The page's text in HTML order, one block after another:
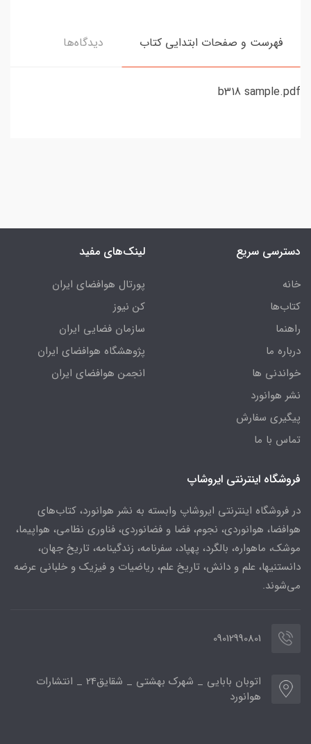
فهرست و صفحات ابتدایی کتاب دیدگاه‌ها
b318 sample.pdf
دسترسی سریع
خانه
کتاب‌ها
راهنما
درباره ما
خواندنی ها
نشر هوانورد
پیگیری سفارش
تماس با ما
لینک‌های مفید
پورتال هوافضای ایران
کن نیوز
سازمان فضایی ایران
پژوهشگاه هوافضای ایران
انجمن هوافضای ایران
فروشگاه اینترنتی ایروشاپ
در فروشگاه اینترنتی ایروشاپ وابسته به نشر هوانورد، کتاب‌های
هوافضا، هوانوردی، نجوم، فضا و فضانوردی، فناوری نظامی، هواپیما،
موشک، ماهواره، بالگرد، پهپاد، سفرنامه، زندگینامه، تاریخ جهان،
دانستنیها، علم و دانش، تاریخ علم، ریاضیات و فیزیک و خلبانی عرضه
می‌شوند.
09012990801
اتوبان بابایی _ شهرک بهشتی _ شقایق24 _ انتشارات
هوانورد